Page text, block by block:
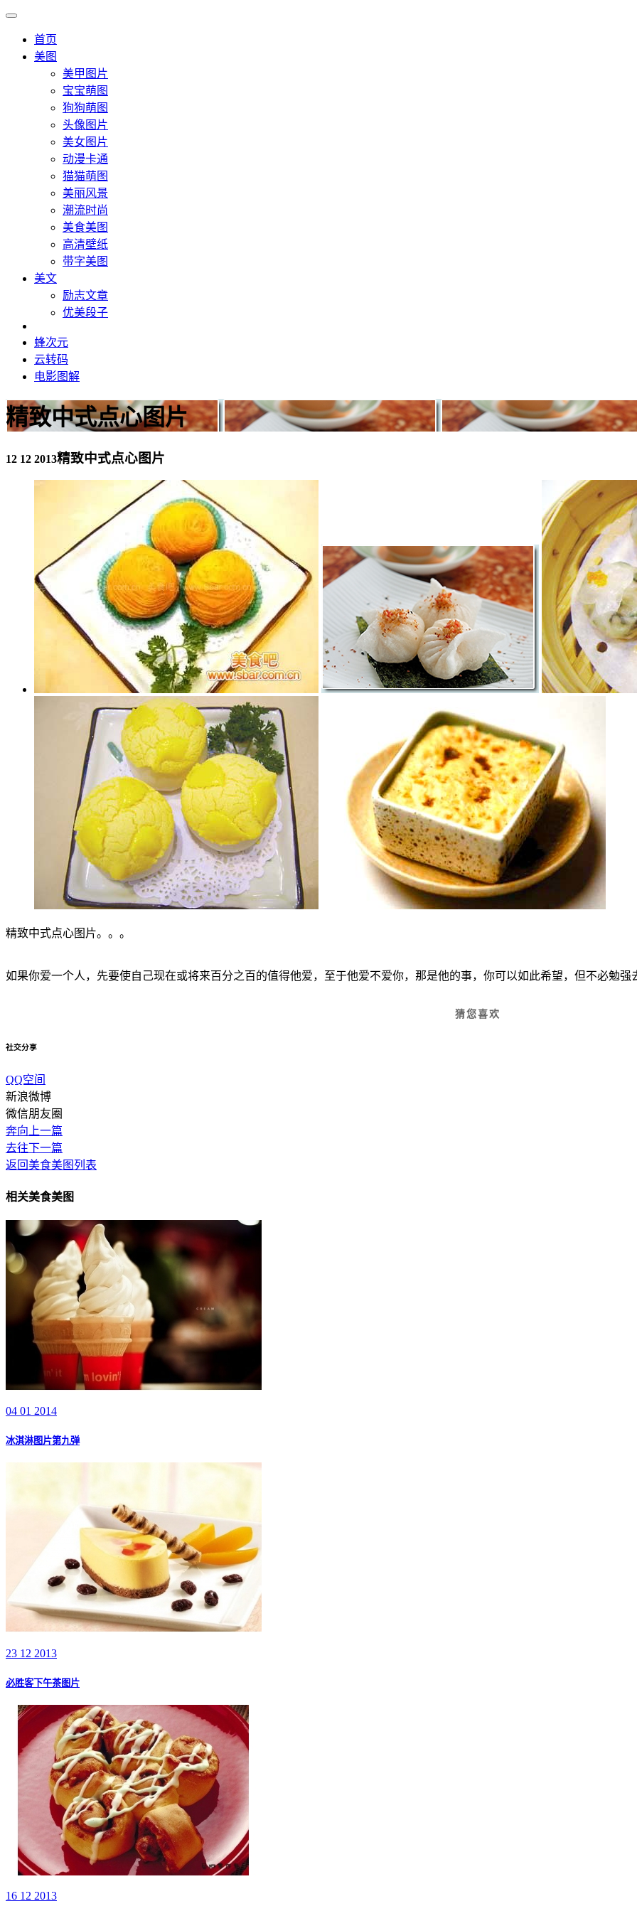
首页
美图
美甲图片
宝宝萌图
狗狗萌图
头像图片
美女图片
动漫卡通
猫猫萌图
美丽风景
潮流时尚
美食美图
高清壁纸
带字美图
美文
励志文章
优美段子
蜂次元
云转码
电影图解
精致中式点心图片
12 12 2013精致中式点心图片
精致中式点心图片。。。
如果你爱一个人，先要使自己现在或将来百分之百的值得他爱，至于他爱不爱你，那是他的事，你可以如此希望，但不必勉强
猜您喜欢
社交分享
QQ空间
新浪微博
微信朋友圈
奔向上一篇
去往下一篇
返回美食美图列表
相关美食美图
04 01 2014
冰淇淋图片第九弹
23 12 2013
必胜客下午茶图片
16 12 2013